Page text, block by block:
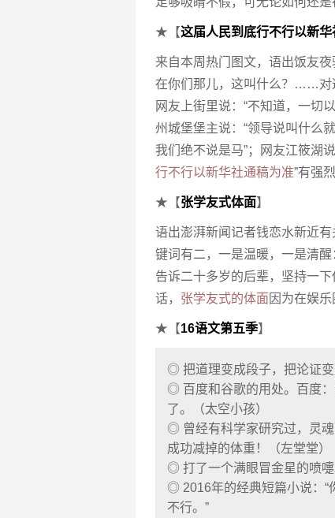
★【这届人民到底行不行以新华
来自本周热门图文，语出饭友
在你们那儿，这叫什么？……对
网友上街里说：“不知道，一切
州城堡堡主说：“领导说叫什么
我们绝不说是马”；网友江筱湖
行不行以新华社通稿为准”有强
★【张学友式体面】
语出澎湃新闻记者钱恋水新近
键词有二，一是温暖，一是清
告诉二十多岁的后辈，坚持一
话， 张学友式的体面 因为在娱
★【16语文第五季】
◎ 把道理变成段子，把论证变
◎ 百度和谷歌的用处。百度
了。（太空小孩）
◎ 曾经有科学家研究过，灵
成功减掉的体重！（左堂堂）
◎ 打了一个满眼冒金星的喷嚏
◎ 2016年的经典短篇小说：“
不行。”